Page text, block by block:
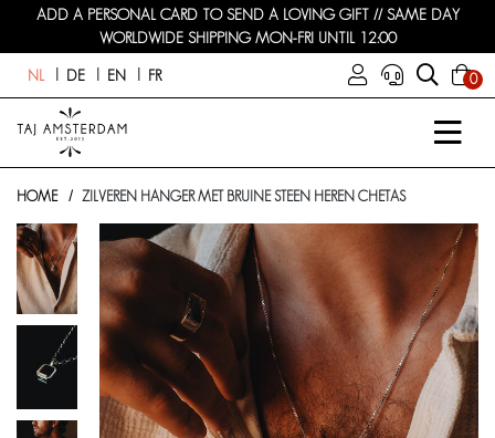
ADD A PERSONAL CARD TO SEND A LOVING GIFT // SAME DAY
WORLDWIDE SHIPPING MON-FRI UNTIL 12:00
NL DE EN FR 0
HOME ZILVEREN HANGER MET BRUINE STEEN HEREN CHETAS